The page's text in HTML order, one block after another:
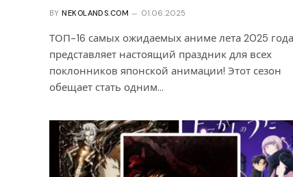
BY NEKOLANDS.COM 01.06.2025
ТОП-16 самых ожидаемых аниме лета 2025 года
представляет настоящий праздник для всех
поклонников японской анимации! Этот сезон
обещает стать одним…